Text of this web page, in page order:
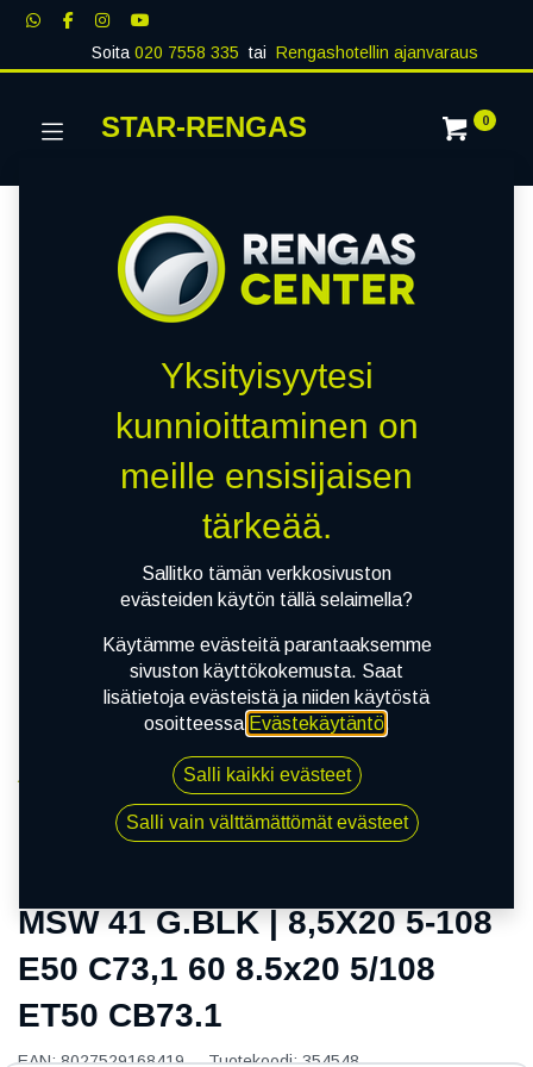
Soita020 7558 335 tai Rengashotellin ajanvaraus
STAR-RENGAS 0
MSW 41 G.BLK | 8,5X20 5-108 E50 C73,1 60 8.5x20
5/108 ET50 CB73.1
MSW 41 G.BLK | 8,5X20 5-108
E50 C73,1 60 8.5x20 5/108
ET50 CB73.1
EAN:8027529168419 Tuotekoodi:354548
Yksityisyytesi
kunnioittaminen on
meille ensisijaisen
tärkeää.
Sallitko tämän verkkosivuston
evästeiden käytön tällä selaimella?
Käytämme evästeitä parantaaksemme
sivuston käyttökokemusta. Saat
lisätietoja evästeistä ja niiden käytöstä
osoitteessa Evästekäytäntö.
Salli kaikki evästeet
Salli vain välttämättömät evästeet